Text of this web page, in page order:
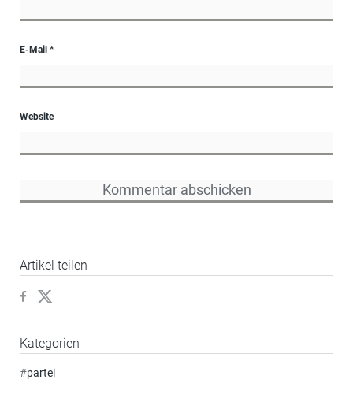
E-Mail *
Website
Artikel teilen
Kategorien
#partei